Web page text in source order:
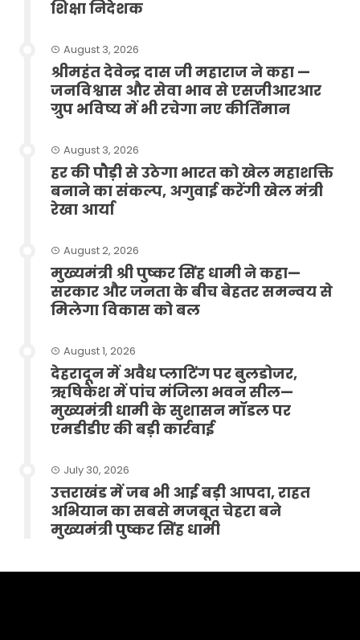
शिक्षा निदेशक
August 3, 2026
श्रीमहंत देवेन्द्र दास जी महाराज ने कहा —
जनविश्वास और सेवा भाव से एसजीआरआर
ग्रुप भविष्य में भी रचेगा नए कीर्तिमान
August 3, 2026
हर की पौड़ी से उठेगा भारत को खेल महाशक्ति
बनाने का संकल्प, अगुवाई करेंगी खेल मंत्री
रेखा आर्या
August 2, 2026
मुख्यमंत्री श्री पुष्कर सिंह धामी ने कहा—
सरकार और जनता के बीच बेहतर समन्वय से
मिलेगा विकास को बल
August 1, 2026
देहरादून में अवैध प्लाटिंग पर बुलडोजर,
ऋषिकेश में पांच मंजिला भवन सील—
मुख्यमंत्री धामी के सुशासन मॉडल पर
एमडीडीए की बड़ी कार्रवाई
July 30, 2026
उत्तराखंड में जब भी आई बड़ी आपदा, राहत
अभियान का सबसे मजबूत चेहरा बने
मुख्यमंत्री पुष्कर सिंह धामी